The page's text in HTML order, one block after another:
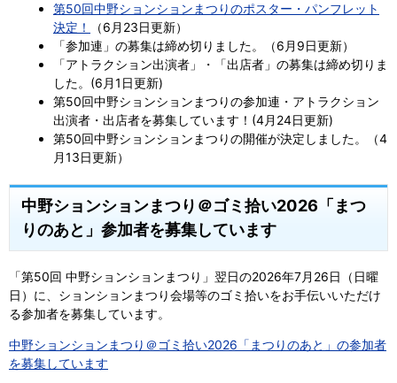
第50回中野ションションまつりのポスター・パンフレット
決定！
（6月23日更新）
「参加連」の募集は締め切りました。（6月9日更新）
「アトラクション出演者」・「出店者」の募集は締め切りま
した。(6月1日更新)
第50回中野ションションまつりの参加連・アトラクション
出演者・出店者を募集しています！(4月24日更新)
第50回中野ションションまつりの開催が決定しました。（4
月13日更新）
中野ションションまつり＠ゴミ拾い2026「まつ
りのあと」参加者を募集しています
「第50回 中野ションションまつり」翌日の2026年7月26日（日曜
日）に、ションションまつり会場等のゴミ拾いをお手伝いいただけ
る参加者を募集しています。
中野ションションまつり＠ゴミ拾い2026「まつりのあと」の参加者
を募集しています